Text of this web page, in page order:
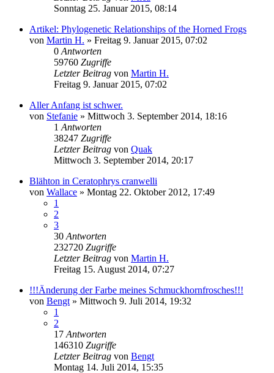
Sonntag 25. Januar 2015, 08:14
Artikel: Phylogenetic Relationships of the Horned Frogs
von Martin H. » Freitag 9. Januar 2015, 07:02
0 Antworten
59760 Zugriffe
Letzter Beitrag von Martin H.
Freitag 9. Januar 2015, 07:02
Aller Anfang ist schwer.
von Stefanie » Mittwoch 3. September 2014, 18:16
1 Antworten
38247 Zugriffe
Letzter Beitrag von Quak
Mittwoch 3. September 2014, 20:17
Blähton in Ceratophrys cranwelli
von Wallace » Montag 22. Oktober 2012, 17:49
1
2
3
30 Antworten
232720 Zugriffe
Letzter Beitrag von Martin H.
Freitag 15. August 2014, 07:27
!!!Änderung der Farbe meines Schmuckhornfrosches!!!
von Bengt » Mittwoch 9. Juli 2014, 19:32
1
2
17 Antworten
146310 Zugriffe
Letzter Beitrag von Bengt
Montag 14. Juli 2014, 15:35